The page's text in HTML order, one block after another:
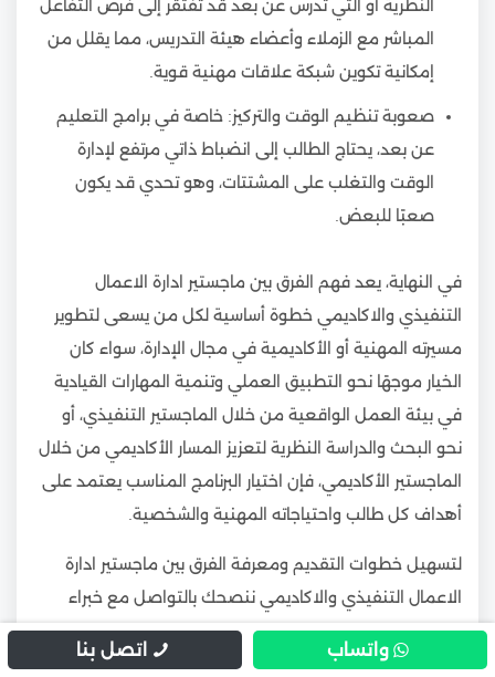
النظرية أو التي تدرس عن بعد قد تفتقر إلى فرص التفاعل
المباشر مع الزملاء وأعضاء هيئة التدريس، مما يقلل من
إمكانية تكوين شبكة علاقات مهنية قوية.
صعوبة تنظيم الوقت والتركيز: خاصة في برامج التعليم
عن بعد، يحتاج الطالب إلى انضباط ذاتي مرتفع لإدارة
الوقت والتغلب على المشتتات، وهو تحدي قد يكون
صعبًا للبعض.
في النهاية، يعد فهم الفرق بين ماجستير ادارة الاعمال
التنفيذي والاكاديمي خطوة أساسية لكل من يسعى لتطوير
مسيرته المهنية أو الأكاديمية في مجال الإدارة، سواء كان
الخيار موجهًا نحو التطبيق العملي وتنمية المهارات القيادية
في بيئة العمل الواقعية من خلال الماجستير التنفيذي، أو
نحو البحث والدراسة النظرية لتعزيز المسار الأكاديمي من خلال
الماجستير الأكاديمي، فإن اختيار البرنامج المناسب يعتمد على
أهداف كل طالب واحتياجاته المهنية والشخصية.
لتسهيل خطوات التقديم ومعرفة الفرق بين ماجستير ادارة
الاعمال التنفيذي والاكاديمي ننصحك بالتواصل مع خبراء
مكتب ادرس في مصر عبر الواتساب، لتحقيق طموحاتك
الأكاديمية والمهنية بثقة واحترافية.
واتساب اتصل بنا